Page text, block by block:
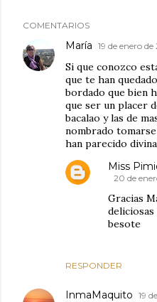
COMENTARIOS
María 19 de enero de
Si que conozco
que te han
bordado que bien
que ser un placer
bacalao y las de
nombrado tomarse
han parecido
RESPONDER
Miss
20 de
Gracias
besote
InmaMaquito 19